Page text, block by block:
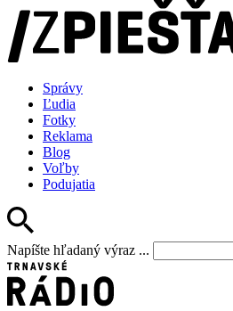
Správy
Ľudia
Fotky
Reklama
Blog
Voľby
Podujatia
Napíšte hľadaný výraz ...